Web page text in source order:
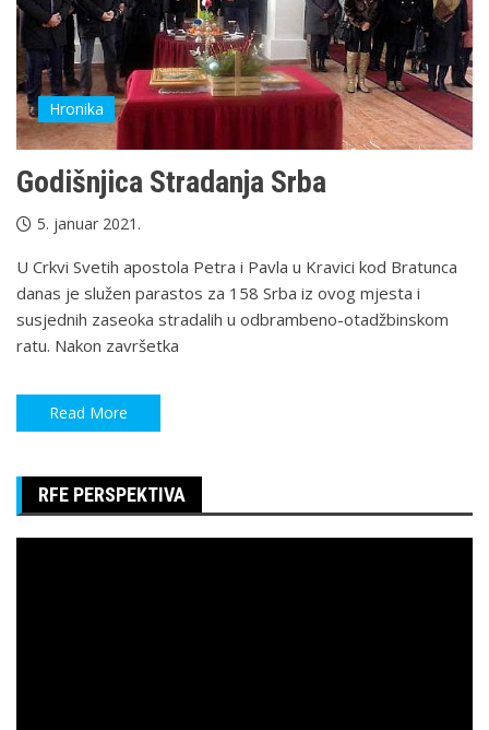
Hronika
Godišnjica Stradanja Srba
5. januar 2021.
U Crkvi Svetih apostola Petra i Pavla u Kravici kod Bratunca
danas je služen parastos za 158 Srba iz ovog mjesta i
susjednih zaseoka stradalih u odbrambeno-otadžbinskom
ratu. Nakon završetka
Read More
RFE PERSPEKTIVA